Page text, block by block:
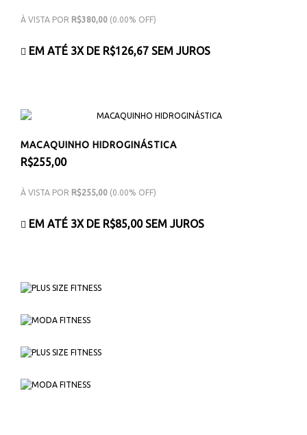
À VISTA POR R$380,00 (0.00% OFF)
EM ATÉ 3X DE R$126,67 SEM JUROS
MACAQUINHO HIDROGINÁSTICA
R$255,00
À VISTA POR R$255,00 (0.00% OFF)
EM ATÉ 3X DE R$85,00SEM JUROS